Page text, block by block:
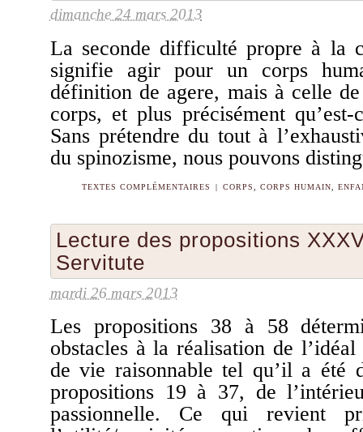
dimanche 24 mars 2013
La seconde difficulté propre à la
signifie agir pour un corps
définition de agere, mais à celle de
corps, et plus précisément
Sans prétendre du tout à
du spinozisme, nous pouvons
TEXTES COMPLÉMENTAIRES CORPS, CORPS HUMAIN,
Lecture des propositions
Servitute
mardi 26 mars 2013
Les propositions 38 à 58
obstacles à la réalisation de
de vie raisonnable tel qu’il a été
propositions 19 à 37, de
passionnelle. Ce qui revient